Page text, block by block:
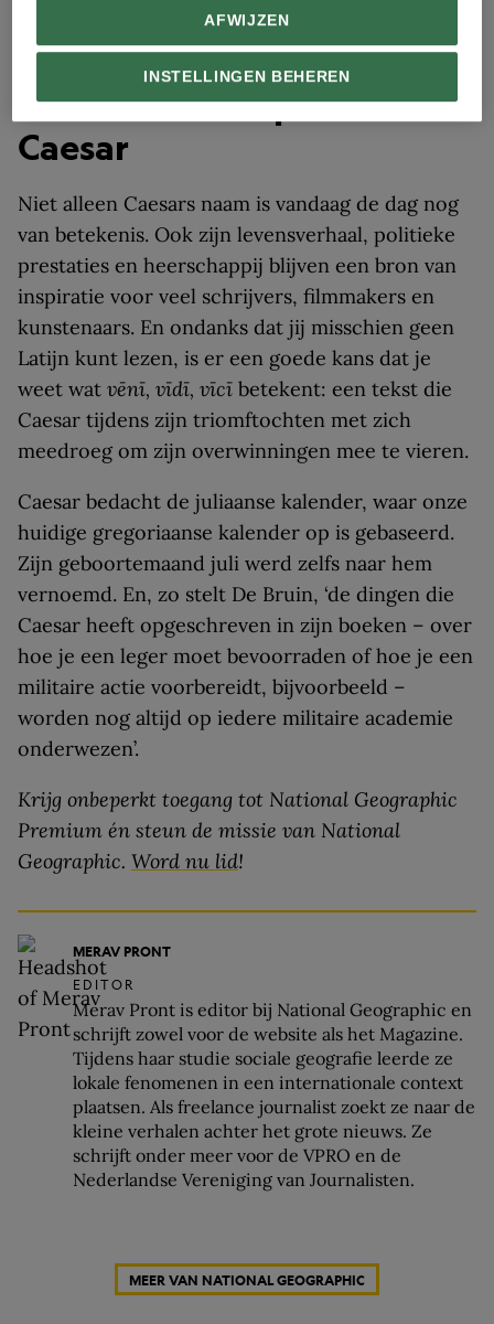
het ronde altaar voor de tempel is alleen de
betonnen kern bewaard gebleven.
De nalatenschap van
Caesar
Niet alleen Caesars naam is vandaag de dag nog
van betekenis. Ook zijn levensverhaal, politieke
prestaties en heerschappij blijven een bron van
inspiratie voor veel schrijvers, filmmakers en
kunstenaars. En ondanks dat jij misschien geen
Latijn kunt lezen, is er een goede kans dat je
weet wat vēnī, vīdī, vīcī betekent: een tekst die
Caesar tijdens zijn triomftochten met zich
meedroeg om zijn overwinningen mee te vieren.
Caesar bedacht de juliaanse kalender, waar onze
huidige gregoriaanse kalender op is gebaseerd.
Zijn geboortemaand juli werd zelfs naar hem
vernoemd. En, zo stelt De Bruin, ‘de dingen die
Caesar heeft opgeschreven in zijn boeken – over
hoe je een leger moet bevoorraden of hoe je een
militaire actie voorbereidt, bijvoorbeeld –
worden nog altijd op iedere militaire academie
onderwezen’.
Krijg onbeperkt toegang tot National Geographic
Premium én steun de missie van National
Geographic. Word nu lid!
MERAV PRONT
EDITOR
Merav Pront is editor bij National Geographic en
schrijft zowel voor de website als het Magazine.
Tijdens haar studie sociale geografie leerde ze
lokale fenomenen in een internationale context
plaatsen. Als freelance journalist zoekt ze naar de
kleine verhalen achter het grote nieuws. Ze
schrijft onder meer voor de VPRO en de
Nederlandse Vereniging van Journalisten.
MEER VAN NATIONAL GEOGRAPHIC
INSTELLINGEN BEHEREN
AFWIJZEN